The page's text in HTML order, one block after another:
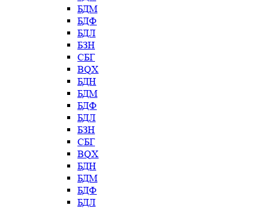
БДМ
БДФ
БДЛ
БЗН
СБГ
BQX
БДН
БДМ
БДФ
БДЛ
БЗН
СБГ
BQX
БДН
БДМ
БДФ
БДЛ